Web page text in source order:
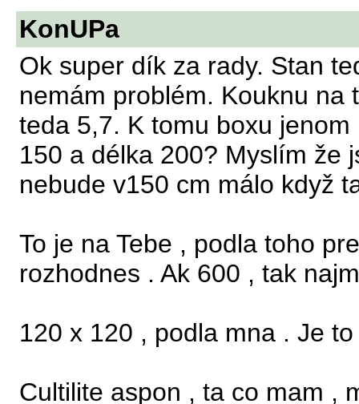
KonUPa
Ok super dík za rady. Stan
nemám problém. Kouknu na
teda 5,7. K tomu boxu
150 a délka 200? Myslím že
nebude v150 cm málo když
To je na Tebe , podla toho
rozhodnes . Ak 600 , tak
120 x 120 , podla mna . Je
Cultilite aspon , ta co mam ,